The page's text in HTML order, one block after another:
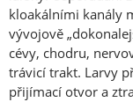
kloakálními kanály
vývojově
cévy, chodru,
trávicí trakt. Larvy
přijímací otvor a